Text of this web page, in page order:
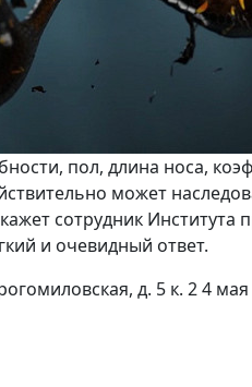
пол, длина носа,
может
сотрудник Института
и очевидный ответ.
д. 5 к. 2 4 мая